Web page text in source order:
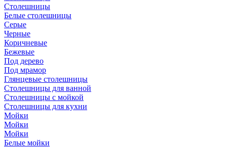
Столешницы
Белые столешницы
Серые
Черные
Коричневые
Бежевые
Под дерево
Под мрамор
Глянцевые столешницы
Столешницы для ванной
Столешницы с мойкой
Столешницы для кухни
Мойки
Мойки
Мойки
Белые мойки